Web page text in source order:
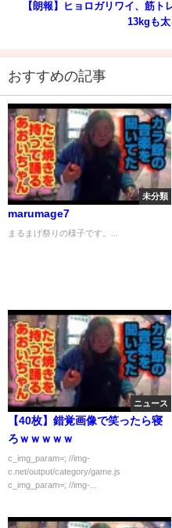
【朗報】ヒョロガリワイ、筋ト
13kgも
おすすめの記事
未分類
marumage7
まるまげ祭りの様子です。...
ニュース
【40枚】錯覚画像で笑ったら寝
ろｗｗｗｗｗ
c_img_param=; //img-
c.net/output/category/game.js
c_img_param=; //img-...